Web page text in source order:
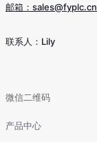
邮箱：sales@fyplc.cn
联系人：Lily
微信二维码
产品中心